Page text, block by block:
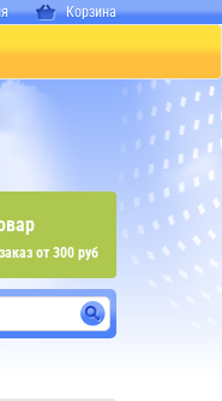
Корзина
от 300 руб